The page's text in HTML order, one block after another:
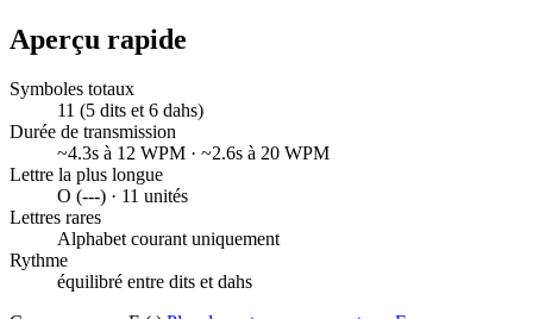
Aperçu rapide
Symboles totaux
11 (5 dits et 6 dahs)
Durée de transmission
~4.3s à 12 WPM · ~2.6s à 20 WPM
Lettre la plus longue
O (---) · 11 unités
Lettres rares
Alphabet courant uniquement
Rythme
équilibré entre dits et dahs